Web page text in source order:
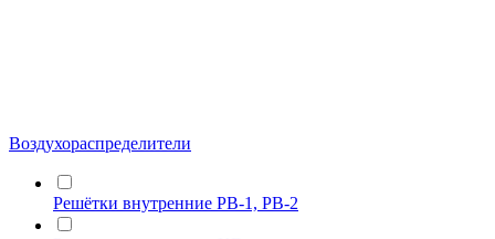
Воздухораспределители
Решётки внутренние РВ-1, РВ-2